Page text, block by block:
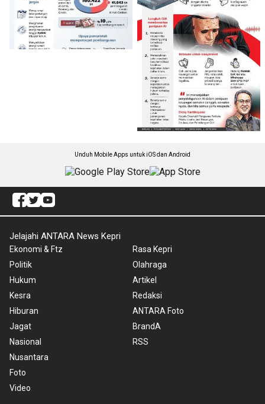
Unduh Mobile Apps untuk iOS dan Android
Jelajahi ANTARA News Kepri
Ekonomi & Ftz
Politik
Hukum
Kesra
Hiburan
Jagat
Nasional
Nusantara
Foto
Video
Rasa Kepri
Olahraga
Artikel
Redaksi
ANTARA Foto
BrandA
RSS